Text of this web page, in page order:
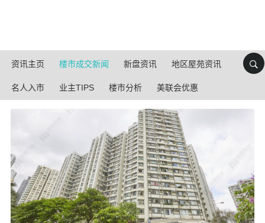
资讯主页 楼市成交新闻 新盘资讯 地区屋苑资讯
名人入市 业主TIPS 楼市分析 美联会优惠